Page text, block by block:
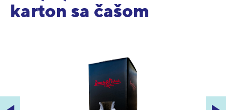
karton sa čašom